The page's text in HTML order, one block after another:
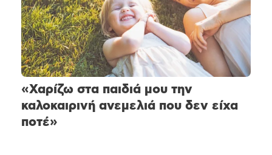
«Χαρίζω στα παιδιά μου την
καλοκαιρινή ανεμελιά που δεν είχα
ποτέ»